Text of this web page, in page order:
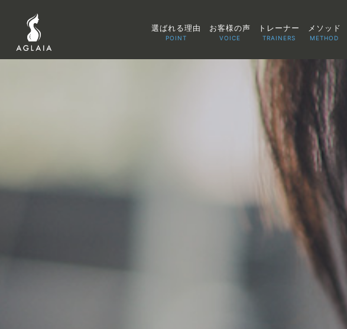
選ばれる理由
POINT
お客様の声
VOICE
トレーナー
TRAINERS
メソッド
METHOD